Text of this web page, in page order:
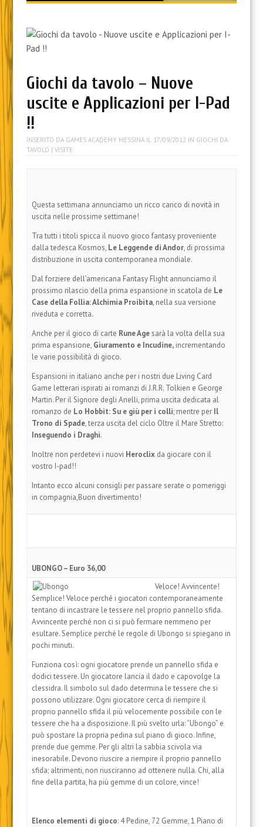
content
Giochi da tavolo – Nuove
uscite e Applicazioni per I-Pad
!!
INSERITO DA GAMES ACADEMY MESSINAIL 17/09/2012 IN GIOCHI DA
TAVOLO | VISITE
Questa settimana annunciamo un ricco carico di novità in
uscita nelle prossime settimane!
Tra tutti i titoli spicca il nuovo gioco fantasy proveniente
dalla tedesca Kosmos, Le Leggende di Andor, di prossima
distribuzione in uscita contemporanea mondiale.
Dal forziere dell’americana Fantasy Flight annunciamo il
prossimo rilascio della prima espansione in scatola de Le
Case della Follia: Alchimia Proibita, nella sua versione
riveduta e corretta.
Anche per il gioco di carte Rune Agesarà la volta della sua
prima espansione, Giuramento e Incudine,incrementando
le varie possibilità di gioco.
Espansioni in italiano anche per i nostri due Living Card
Game letterari ispirati ai romanzi di J.R.R. Tolkien e George
Martin. Per il Signore degli Anelli, prima uscita dedicata al
romanzo de Lo Hobbit: Su e giù per i colli; mentre per Il
Trono di Spade, terza uscita del ciclo Oltre il Mare Stretto:
Inseguendo i Draghi.
Inoltre non perdetevi i nuovi Heroclixda giocare con il
vostro I-pad!!
Intanto ecco alcuni consigli per passare serate o pomeriggi
in compagnia,Buon divertimento!
UBONGO – Euro 36,00
Veloce! Avvincente!
Semplice! Veloce perché i giocatori contemporaneamente
tentano di incastrare le tessere nel proprio pannello sfida.
Avvincente perché non ci si può fermare nemmeno per
esultare. Semplice perché le regole di Ubongo si spiegano in
pochi minuti.
Funziona così: ogni giocatore prende un pannello sfida e
dodici tessere. Un giocatore lancia il dado e capovolge la
clessidra. Il simbolo sul dado determina le tessere che si
possono utilizzare. Ogni giocatore cerca di riempire il
proprio pannello sfida il più velocemente possibile con le
tessere che ha a disposizione. Il più svelto urla: “Ubongo” e
può spostare la propria pedina sul piano di gioco. Infine,
prende due gemme. Per gli altri la sabbia scivola via
inesorabile. Devono riuscire a riempire il proprio pannello
sfida; altrimenti, non riusciranno ad ottenere nulla. Chi, alla
fine della partita, ha più gemme di un colore, vince!
Elenco elementi di gioco: 4 Pedine, 72 Gemme, 1 Piano di